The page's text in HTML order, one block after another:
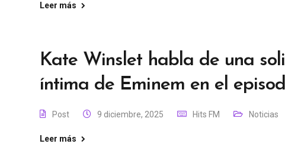
Leer más
Kate Winslet habla de una
íntima de Eminem en el
Post 9 diciembre, 2025 Hits FM Noticias
Leer más